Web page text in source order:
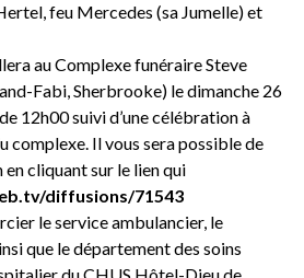
feu Mercedes (sa Jumelle) et
auComplexe funéraire Steve
Fabi, Sherbrooke) le dimanche 26
12h00 suivi d’une célébration à
complexe. Il vous sera possible de
cliquant sur le lien qui
diffusions/71543
le service ambulancier, le
que le département des soins